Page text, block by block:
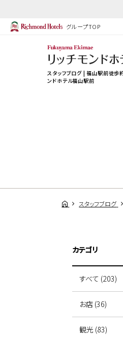
グループTOP
スタッフブログ | 福山駅前徒歩
ンドホテル福山駅前
スタッフブログ
カテゴリ
すべて (203)
お店 (36)
観光 (83)